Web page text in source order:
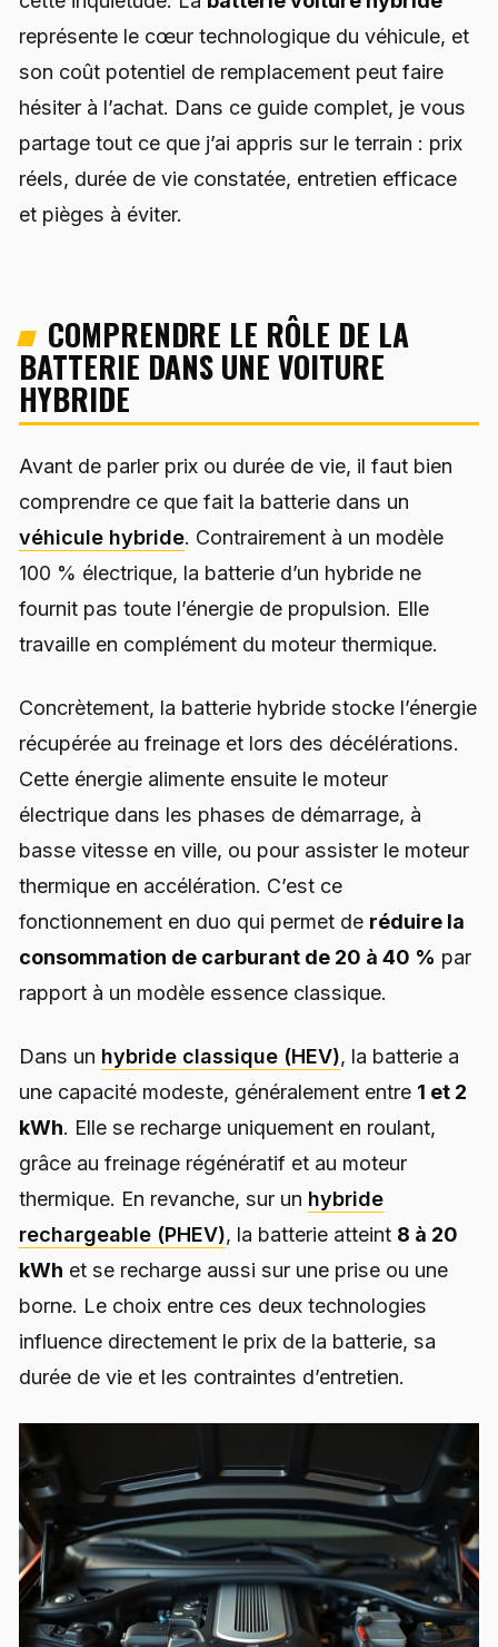
représente le cœur technologique du véhicule, et
son coût potentiel de remplacement peut faire
hésiter à l’achat. Dans ce guide complet, je vous
partage tout ce que j’ai appris sur le terrain : prix
réels, durée de vie constatée, entretien efficace
et pièges à éviter.
COMPRENDRE LE RÔLE DE LA
BATTERIE DANS UNE VOITURE
HYBRIDE
Avant de parler prix ou durée de vie, il faut bien
comprendre ce que fait la batterie dans un
véhicule hybride. Contrairement à un modèle
100 % électrique, la batterie d’un hybride ne
fournit pas toute l’énergie de propulsion. Elle
travaille en complément du moteur thermique.
Concrètement, la batterie hybride stocke l’énergie
récupérée au freinage et lors des décélérations.
Cette énergie alimente ensuite le moteur
électrique dans les phases de démarrage, à
basse vitesse en ville, ou pour assister le moteur
thermique en accélération. C’est ce
fonctionnement en duo qui permet de réduire la
consommation de carburant de 20 à 40 % par
rapport à un modèle essence classique.
Dans un hybride classique (HEV), la batterie a
une capacité modeste, généralement entre 1 et 2
kWh. Elle se recharge uniquement en roulant,
grâce au freinage régénératif et au moteur
thermique. En revanche, sur un hybride
rechargeable (PHEV), la batterie atteint 8 à 20
kWh et se recharge aussi sur une prise ou une
borne. Le choix entre ces deux technologies
influence directement le prix de la batterie, sa
durée de vie et les contraintes d’entretien.